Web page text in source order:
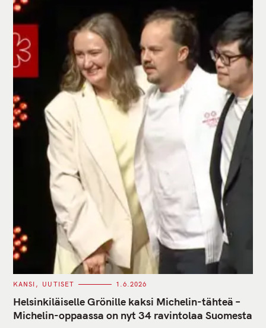
C
T
E
G
O
KANSI UUTISET 1.6.2026
Helsinkiläiselle Grönille kaksi Michelin-tähteä –
Michelin-oppaassa on nyt 34 ravintolaa Suomesta